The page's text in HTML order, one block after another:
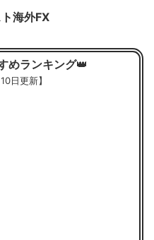
海外FX
めランキング👑
日更新】